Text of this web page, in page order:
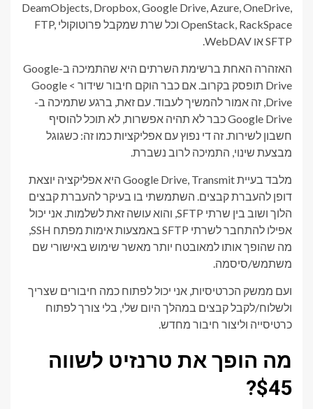
DeamObjects, Dropbox, Google Drive, Azure, OneDrive,
OpenStack, RackSpace וכל שרת שמקבל פרוטוקולי FTP,
SFTP או WebDAV.
האזהרה האחת ברשימת השרתים היא שהתמיכה ב-Google
Drive תופסק בקרוב. אם כבר הוקם חיבור שידור > Google
Drive, זה אמור להמשיך לעבוד. עם זאת, ברגע שתמיכה ב-
Google Drive כבר לא תהיה אפשרות, לא תוכל להוסיף
חשבון לשירות. זה די נפוץ עם אפליקציות כמו זה: כשגוגל
מבצעת שינוי, התמיכה לרוב נשברת.
מלבד בעיית Google Drive, Transmit היא אפליקציה יוצאת
דופן להעברת קבצים. השתמשתי בו בעיקר להעברת קבצים
הלוך ושוב בין שרתי SFTP, והוא עושה זאת לשלמות. אני יכול
אפילו להתחבר לשרתי SFTP באמצעות אימות מפתח SSH,
מה שהופך אותו למאובטח יותר מאשר שימוש באישורי שם
משתמש/סיסמה.
ועם ממשק הכרטיסיות, אני יכול לפתוח כמה חיבורים שצריך
ולשלוח/לקבל קבצים במהלך היום שלי, בלי צורך לפתוח
כרטיסייה וליצור חיבור מחדש.
מה הופך את טרנזיט לשווה
$45?